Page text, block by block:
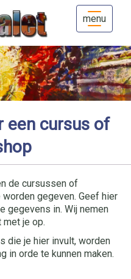
menu
een cursus of
de cursussen of
gegeven. Geef hier
gegevens in. Wij nemen
met je op.
die je hier invult, worden
in orde te kunnen maken.